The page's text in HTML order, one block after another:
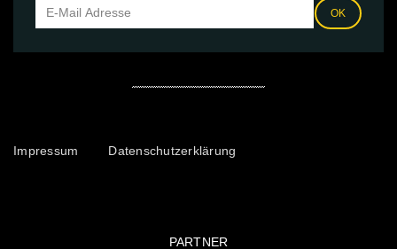
OK
Impressum Datenschutzerklärung
PARTNER